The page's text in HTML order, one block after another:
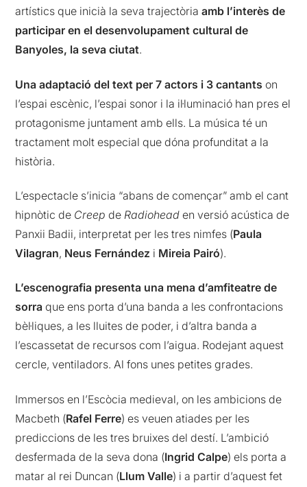
artístics que inicià la seva trajectòriaamb l’interès de
participar en el desenvolupament cultural de
Banyoles, la seva ciutat.
Una adaptació del text per 7 actors i 3 cantants on
l’espai escènic, l’espai sonor i la il·luminació han pres el
protagonisme juntament amb ells. La música té un
tractament molt especial que dóna profunditat a la
història.
L’espectacle s’inicia “abans de començar” amb el cant
hipnòtic de Creep de Radiohead en versió acústica de
Panxii Badii, interpretat per les tres nimfes (Paula
Vilagran, Neus Fernández i Mireia Pairó).
L’escenografia presenta una mena d’amfiteatre de
sorra que ens porta d’una banda a les confrontacions
bèl·liques, a les lluites de poder, i d’altra banda a
l’escassetat de recursos com l’aigua. Rodejant aquest
cercle, ventiladors. Al fons unes petites grades.
Immersos en l’Escòcia medieval, on les ambicions de
Macbeth (Rafel Ferre) es veuen atiades per les
prediccions de les tres bruixes del destí. L’ambició
desfermada de la seva dona (Ingrid Calpe) els porta a
matar al rei Duncan (Llum Valle) i a partir d’aquest fet